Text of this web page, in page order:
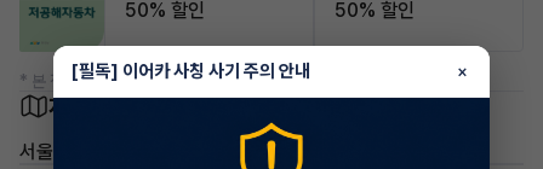
50% 할인 50% 할인
* 본 정보는 지자체마다 다를 수 있으니 실제 정보와 확인해 주세요.
차량 위치
서울 광진구 구의동
[필독] 이어카 사칭 사기 주의 안내 ×